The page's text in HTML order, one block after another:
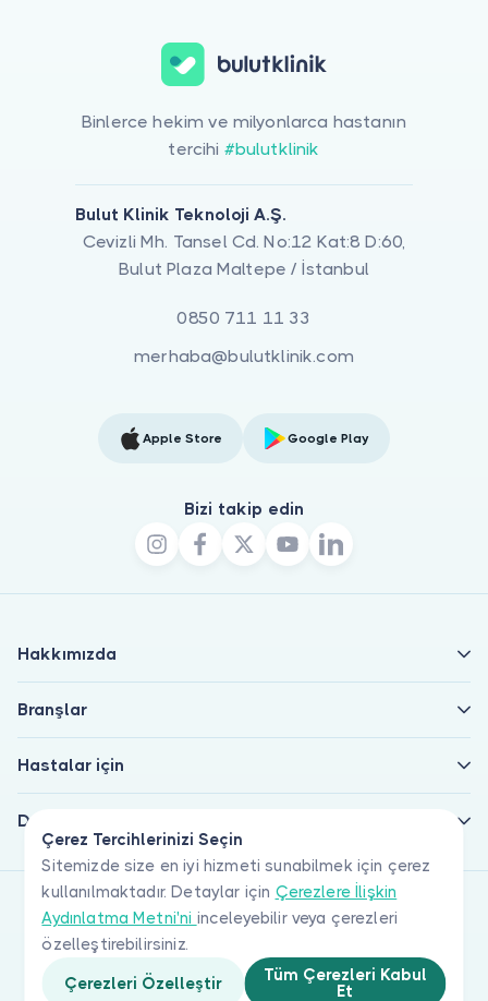
Çerez Tercihlerinizi Seçin
Sitemizde size en iyi hizmeti sunabilmek için çerez
kullanılmaktadır. Detaylar için Çerezlere İlişkin
Aydınlatma Metni'ni inceleyebilir veya çerezleri
özelleştirebilirsiniz.
Çerezleri Özelleştir
Tüm Çerezleri Kabul
Et
Binlerce hekim ve milyonlarca hastanın
tercihi #bulutklinik
Bulut Klinik Teknoloji A.Ş.
Cevizli Mh. Tansel Cd. No:12 Kat:8 D:60,
Bulut Plaza Maltepe / İstanbul
0850 711 11 33
merhaba@bulutklinik.com
Apple Store Google Play
Bizi takip edin
Hakkımızda
Branşlar
Hastalar için
Doktorlar için